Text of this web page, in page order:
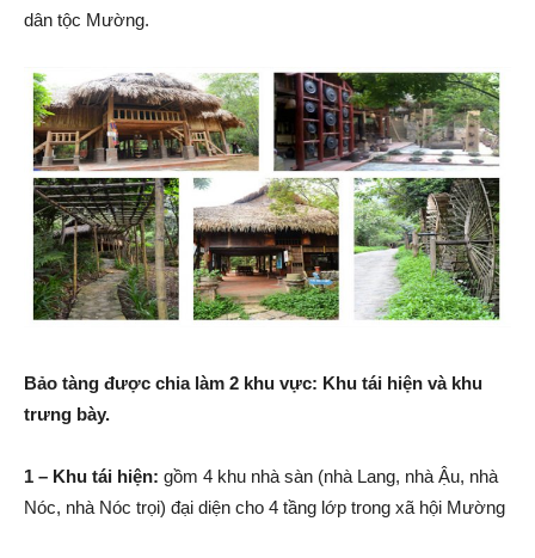
dân tộc Mường.
Bảo tàng được chia làm 2 khu vực: Khu tái hiện và khu
trưng bày.
1 – Khu tái hiện: gồm 4 khu nhà sàn (nhà Lang, nhà Ậu, nhà
Nóc, nhà Nóc trọi) đại diện cho 4 tầng lớp trong xã hội Mường